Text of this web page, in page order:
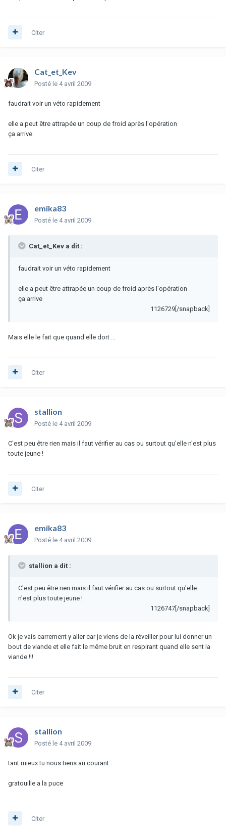
Citer
Cat_et_Kev
Posté le 4 avril 2009
faudrait voir un véto rapidement
elle a peut être attrapée un coup de froid après l'opération
ça arrive
Citer
emika83
Posté le 4 avril 2009
Cat_et_Kev a dit :
faudrait voir un véto rapidement
elle a peut être attrapée un coup de froid après l'opération
ça arrive
1126729[/snapback]
Mais elle le fait que quand elle dort ...
Citer
stallion
Posté le 4 avril 2009
C'est peu être rien mais il faut vérifier au cas ou surtout qu'elle n'est plus
toute jeune !
Citer
emika83
Posté le 4 avril 2009
stallion a dit :
C'est peu être rien mais il faut vérifier au cas ou surtout qu'elle
n'est plus toute jeune !
1126747[/snapback]
Ok je vais carrement y aller car je viens de la réveiller pour lui donner un
bout de viande et elle fait le même bruit en respirant quand elle sent la
viande !!!
Citer
stallion
Posté le 4 avril 2009
tant mieux tu nous tiens au courant .
gratouille a la puce
Citer